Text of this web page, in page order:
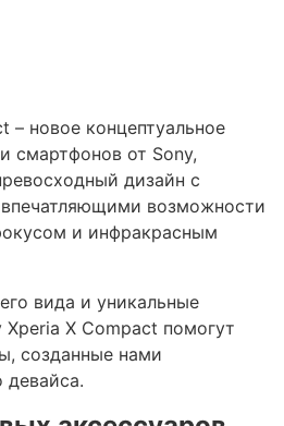
– новое концептуальное
смартфонов от Sony,
дизайн с
возможности
и инфракрасным
вида и уникальные
Xperia X Compact помогут
созданные нами
девайса.